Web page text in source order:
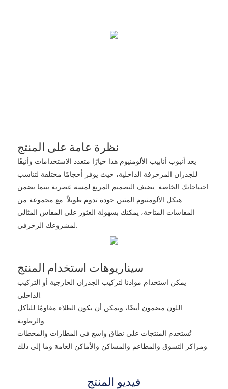
نظرة عامة على المنتج
يعد أنبوب أنابيب الألومنيوم هذا خيارًا متعدد الاستخدامات وأنيقًا
للجدران المزخرفة الداخلية، حيث يوفر أحجامًا مختلفة لتناسب
احتياجاتك الخاصة. يضيف التصميم المربع لمسة عصرية بينما يضمن
هيكل الألومنيوم المتين جودة تدوم طويلاً. مع مجموعة من
المقاسات المتاحة، يمكنك بسهولة العثور على المقاس المثالي
لمشروعك الزخرفي.
سيناريوهات استخدام المنتج
يمكن استخدام موادنا لتركيب الجدران الخارجية أو التركيب
الداخلي.
اللون مضمون أيضًا، ويمكن أن يكون الطلاء مقاومًا للتآكل
والرطوبة.
تُستخدم المنتجات على نطاق واسع في المطارات والمحطات
ومراكز التسوق والمطاعم والمساكن والأماكن العامة وما إلى ذلك.
فيديو المنتج